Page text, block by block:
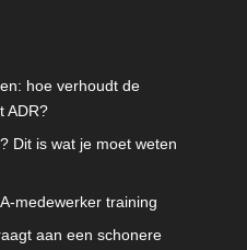
hoe verhoudt de
ADR?
Dit is wat je moet weten
medewerker training
aan een schonere